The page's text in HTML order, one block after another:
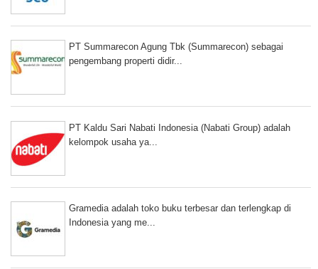
PT Summarecon Agung Tbk (Summarecon) sebagai
pengembang properti didir...
PT Kaldu Sari Nabati Indonesia (Nabati Group) adalah
kelompok usaha ya...
Gramedia adalah toko buku terbesar dan terlengkap di
Indonesia yang me...